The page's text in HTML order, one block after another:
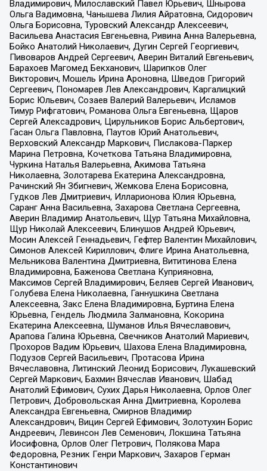
Владимирович, Милославский Павел Юрьевич, Шнырова
Ольга Вадимовна, Чанышева Лилия Айратовна, Сидорович
Ольга Борисовна, Туровский Александр Алексеевич,
Васильева Анастасия Евгеньевна, Ривина Анна Валерьевна,
Бойко Анатолий Николаевич, Дугин Сергей Георгиевич,
Пивоваров Андрей Сергеевич, Аверин Виталий Евгеньевич,
Барахоев Магомед Бекханович, Шарипков Олег
Викторович, Мошель Ирина Ароновна, Шведов Григорий
Сергеевич, Пономарев Лев Александрович, Каргалицкий
Борис Юльевич, Созаев Валерий Валерьевич, Исламов
Тимур Рифгатович, Романова Ольга Евгеньевна, Щаров
Сергей Алексадрович, Цирульников Борис Альбертович,
Гасан Ольга Павловна, Паутов Юрий Анатольевич,
Верховский Александр Маркович, Пислакова-Паркер
Марина Петровна, Кочеткова Татьяна Владимировна,
Чуркина Наталья Валерьевна, Акимова Татьяна
Николаевна, Золотарева Екатерина Александровна,
Рачинский Ян Збигневич, Жемкова Елена Борисовна,
Гудков Лев Дмитриевич, Илларионова Юлия Юрьевна,
Саранг Анна Васильевна, Захарова Светлана Сергеевна,
Аверин Владимир Анатольевич, Щур Татьяна Михайловна,
Щур Николай Алексеевич, Блинушов Андрей Юрьевич,
Мосин Алексей Геннадьевич, Гефтер Валентин Михайлович,
Симонов Алексей Кириллович, Флиге Ирина Анатольевна,
Мельникова Валентина Дмитриевна, Вититинова Елена
Владимировна, Баженова Светлана Куприяновна,
Максимов Сергей Владимирович, Беляев Сергей Иванович,
Голубева Елена Николаевна, Ганнушкина Светлана
Алексеевна, Закс Елена Владимировна, Буртина Елена
Юрьевна, Гендель Людмила Залмановна, Кокорина
Екатерина Алексеевна, Шуманов Илья Вячеславович,
Арапова Галина Юрьевна, Свечников Анатолий Мариевич,
Прохоров Вадим Юрьевич, Шахова Елена Владимировна,
Подузов Сергей Васильевич, Протасова Ирина
Вячеславовна, Литинский Леонид Борисович, Лукашевский
Сергей Маркович, Бахмин Вячеслав Иванович, Шабад
Анатолий Ефимович, Сухих Дарья Николаевна, Орлов Олег
Петрович, Добровольская Анна Дмитриевна, Королева
Александра Евгеньевна, Смирнов Владимир
Александрович, Вицин Сергей Ефимович, Золотухин Борис
Андреевич, Левинсон Лев Семенович, Локшина Татьяна
Иосифовна, Орлов Олег Петрович, Полякова Мара
Федоровна, Резник Генри Маркович, Захаров Герман
Константинович